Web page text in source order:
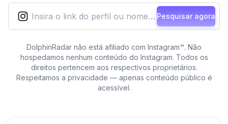
Pesquisar agora
DolphinRadar não está afiliado com Instagram™. Não
hospedamos nenhum conteúdo do Instagram. Todos os
direitos pertencem aos respectivos proprietários.
Respeitamos a privacidade — apenas conteúdo público é
acessível.